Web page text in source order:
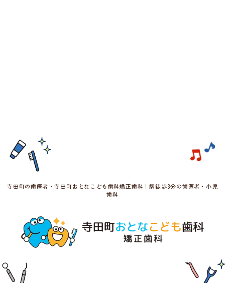
寺田町の歯医者・寺田町おとなこども歯科矯正歯科｜駅徒歩3分の歯医者・小児
歯科